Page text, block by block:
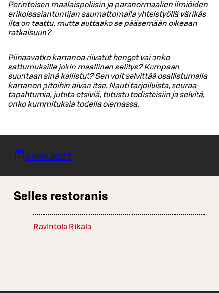
Perinteisen maalaispoliisin ja paranormaalien ilmiöiden
erikoisasiantuntijan saumattomalla yhteistyöllä värikäs
ilta on taattu, mutta auttaako se pääsemään oikeaan
ratkaisuun?
Piinaavatko kartanoa riivatut henget vai onko
sattumuksille jokin maallinen selitys? Kumpaan
suuntaan sinä kallistut? Sen voit selvittää osallistumalla
kartanon pitoihin aivan itse. Nauti tarjoiluista, seuraa
tapahtumia, jututa etsiviä, tutustu todisteisiin ja selvitä,
onko kummituksia todella olemassa.
VARAUKSET
Selles restoranis
Ravintola Rikala